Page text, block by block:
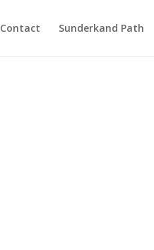
Contact Sunderkand Path